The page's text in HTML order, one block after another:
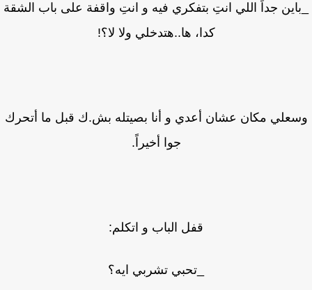
جداً اللي انتِ بتفكري فيه و انتِ واقفة على باب الشقة
كدا، ها..هتدخلي ولا لا؟!
مكان عشان أعدي و أنا بصيتله بش.ك قبل ما أتحرك
جوا أخيراً.
قفل الباب و اتكلم:
_تحبي تشربي ايه؟